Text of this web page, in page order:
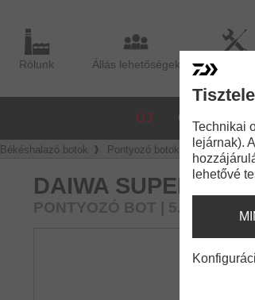
Rólunk Állás lehetőségek
ÚJ ORSÓK
Békéshalazó botok Pontyozó botok DAIWA
DAIWA SUPER
PONTYOZÓ BOT | 5.00LB
Technikai
lejárnak).
lehetővé